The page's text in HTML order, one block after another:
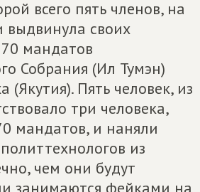
всего пять членов, на
выдвинула своих
мандатов
Собрания (Ил Тумэн)
(Якутия). Пять человек, из
три человека,
мандатов, и наняли
из
чем они будут
занимаются фейками на